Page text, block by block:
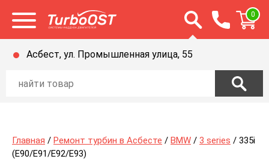
Открыть меню Открыть строку
0
Асбест, ул. Промышленная улица, 55
Главная / Ремонт турбин в Асбесте / BMW / 3 series / 335i
(E90/E91/E92/E93)